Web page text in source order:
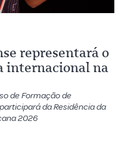
representará o
internacional na
de Formação de
da Residência da
2026